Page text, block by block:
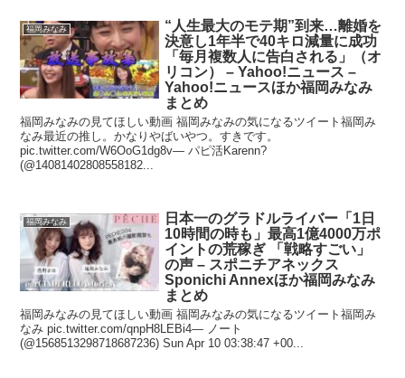
福岡みなみ
“人生最大のモテ期”到来…離婚を
決意し1年半で40キロ減量に成功
「毎月複数人に告白される」（オ
リコン） – Yahoo!ニュース –
Yahoo!ニュースほか福岡みなみ
まとめ
福岡みなみの見てほしい動画 福岡みなみの気になるツイート福岡み
なみ最近の推し。かなりやばいやつ。すきです。
pic.twitter.com/W6OoG1dg8v— パピ活Karenn?
(@14081402808558182...
福岡みなみ
日本一のグラドルライバー「1日
10時間の時も」最高1億4000万ポ
イントの荒稼ぎ 「戦略すごい」
の声 – スポニチアネックス
Sponichi Annexほか福岡みなみ
まとめ
福岡みなみの見てほしい動画 福岡みなみの気になるツイート福岡み
なみ pic.twitter.com/qnpH8LEBi4— ノート
(@1568513298718687236) Sun Apr 10 03:38:47 +00...